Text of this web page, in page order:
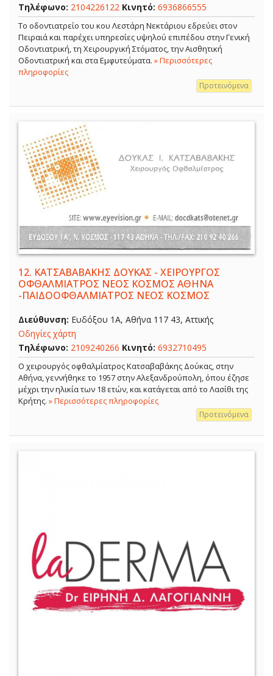
Τηλέφωνο: 2104226122 Κινητό: 6936866555
Το οδοντιατρείο του κου Λεστάρη Νεκτάριου εδρεύει στον
Πειραιά και παρέχει υπηρεσίες υψηλού επιπέδου στην Γενική
Οδοντιατρική, τη Χειρουργική Στόματος, την Αισθητική
Οδοντιατρική και στα Εμφυτεύματα. » Περισσότερες
πληροφορίες
Προτεινόμενα
12. ΚΑΤΣΑΒΑΒΑΚΗΣ ΔΟΥΚΑΣ - ΧΕΙΡΟΥΡΓΟΣ
ΟΦΘΑΛΜΙΑΤΡΟΣ ΝΕΟΣ ΚΟΣΜΟΣ ΑΘΗΝΑ
-ΠΑΙΔΟΟΦΘΑΛΜΙΑΤΡΟΣ ΝΕΟΣ ΚΟΣΜΟΣ
Διεύθυνση: Ευδόξου 1Α, Αθήνα 117 43, Αττικής
Οδηγίες χάρτη
Τηλέφωνο: 2109240266 Κινητό: 6932710495
Ο χειρουργός οφθαλμίατρος Κατσαβαβάκης Δούκας, στην
Αθήνα, γεννήθηκε το 1957 στην Αλεξανδρούπολη, όπου έζησε
μέχρι την ηλικία των 18 ετών, και κατάγεται από το Λασίθι της
Κρήτης. » Περισσότερες πληροφορίες
Προτεινόμενα